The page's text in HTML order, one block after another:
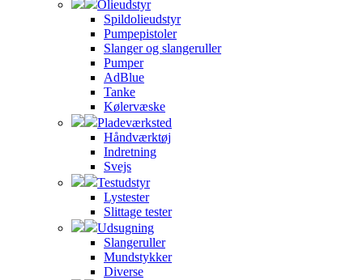
Olieudstyr
Spildolieudstyr
Pumpepistoler
Slanger og slangeruller
Pumper
AdBlue
Tanke
Kølervæske
Pladeværksted
Håndværktøj
Indretning
Svejs
Testudstyr
Lystester
Slittage tester
Udsugning
Slangeruller
Mundstykker
Diverse